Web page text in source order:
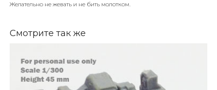
Желательно не жевать и не бить молотком.
Смотрите так же